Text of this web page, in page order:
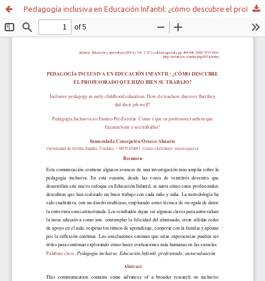
Pedagogía inclusiva en Educación Infantil: ¿cómo descubre el profesorado que hizo bien su trabajo?